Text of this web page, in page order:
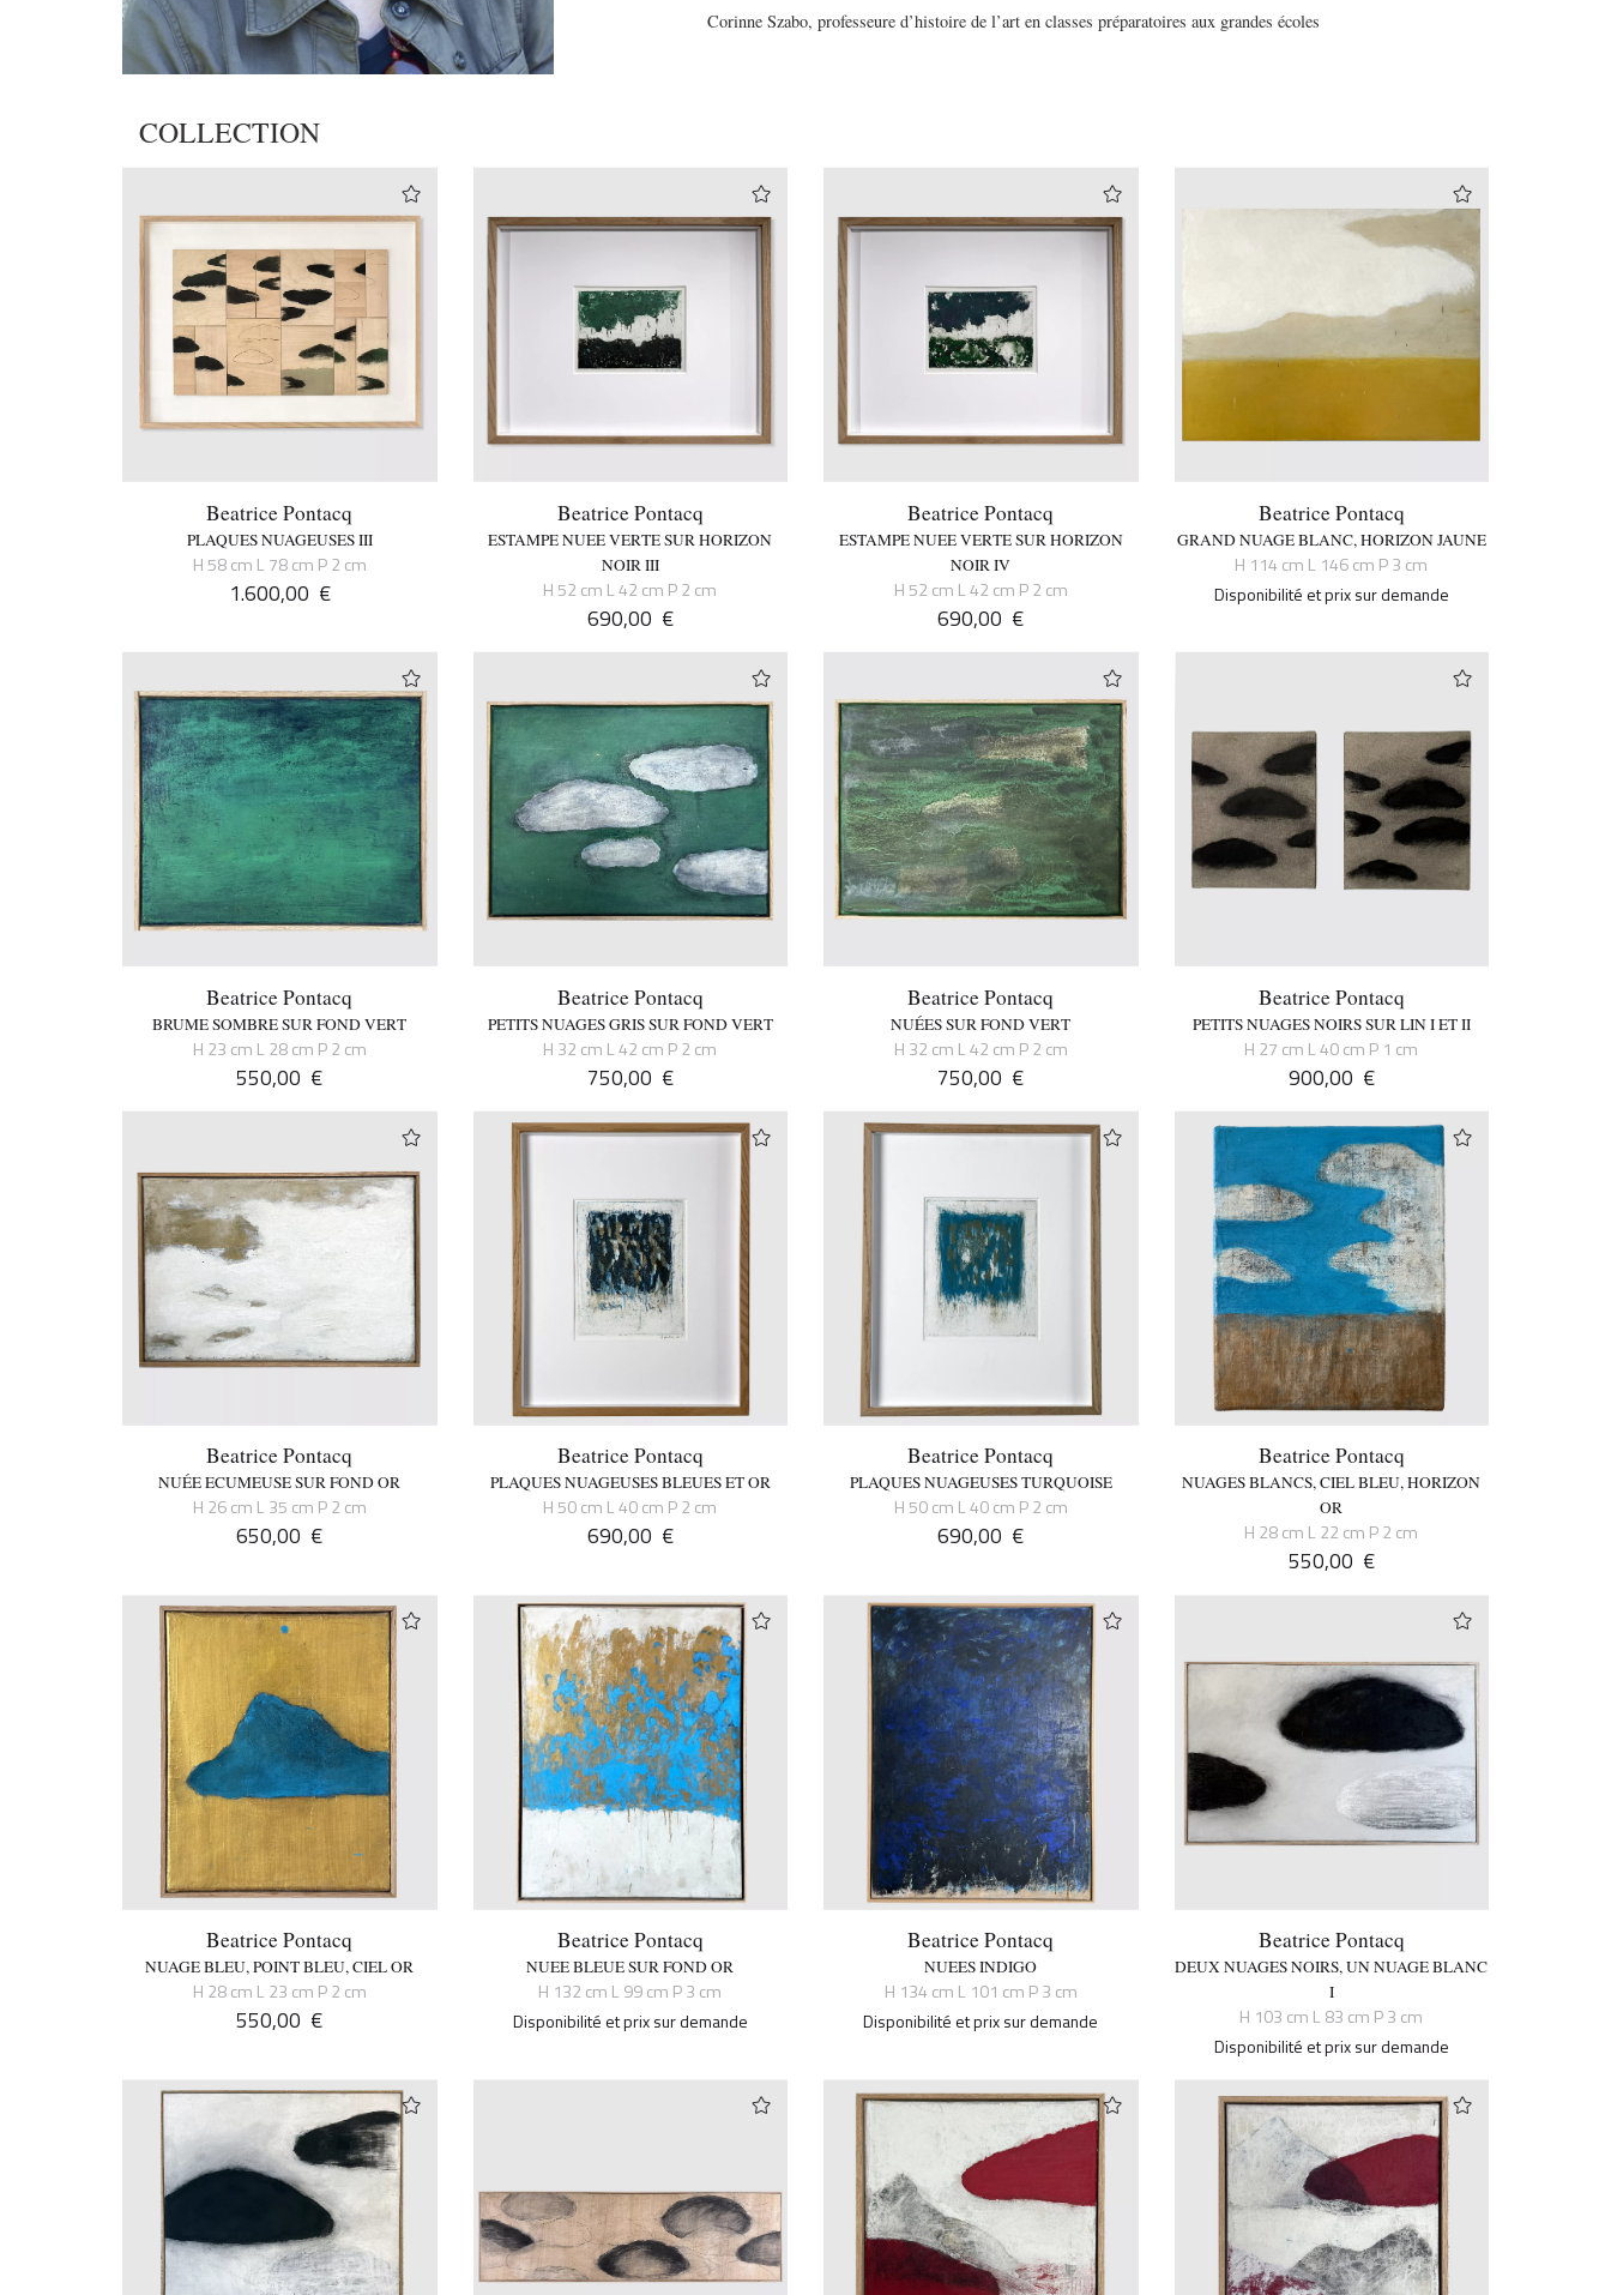
Corinne Szabo, professeure d’histoire de l’art en classes préparatoires aux grandes écoles
COLLECTION
Beatrice Pontacq
PLAQUES NUAGEUSES III
H 58 cm L 78 cm P 2 cm
1.600,00 €
Beatrice Pontacq
ESTAMPE NUEE VERTE SUR HORIZON
NOIR III
H 52 cm L 42 cm P 2 cm
690,00 €
Beatrice Pontacq
ESTAMPE NUEE VERTE SUR HORIZON
NOIR IV
H 52 cm L 42 cm P 2 cm
690,00 €
Beatrice Pontacq
GRAND NUAGE BLANC, HORIZON JAUNE
H 114 cm L 146 cm P 3 cm
Disponibilité et prix sur demande
Beatrice Pontacq
BRUME SOMBRE SUR FOND VERT
H 23 cm L 28 cm P 2 cm
550,00 €
Beatrice Pontacq
PETITS NUAGES GRIS SUR FOND VERT
H 32 cm L 42 cm P 2 cm
750,00 €
Beatrice Pontacq
NUÉES SUR FOND VERT
H 32 cm L 42 cm P 2 cm
750,00 €
Beatrice Pontacq
PETITS NUAGES NOIRS SUR LIN I ET II
H 27 cm L 40 cm P 1 cm
900,00 €
Beatrice Pontacq
NUÉE ECUMEUSE SUR FOND OR
H 26 cm L 35 cm P 2 cm
650,00 €
Beatrice Pontacq
PLAQUES NUAGEUSES BLEUES ET OR
H 50 cm L 40 cm P 2 cm
690,00 €
Beatrice Pontacq
PLAQUES NUAGEUSES TURQUOISE
H 50 cm L 40 cm P 2 cm
690,00 €
Beatrice Pontacq
NUAGES BLANCS, CIEL BLEU, HORIZON
OR
H 28 cm L 22 cm P 2 cm
550,00 €
Beatrice Pontacq
NUAGE BLEU, POINT BLEU, CIEL OR
H 28 cm L 23 cm P 2 cm
550,00 €
Beatrice Pontacq
NUEE BLEUE SUR FOND OR
H 132 cm L 99 cm P 3 cm
Disponibilité et prix sur demande
Beatrice Pontacq
NUEES INDIGO
H 134 cm L 101 cm P 3 cm
Disponibilité et prix sur demande
Beatrice Pontacq
DEUX NUAGES NOIRS, UN NUAGE BLANC
I
H 103 cm L 83 cm P 3 cm
Disponibilité et prix sur demande